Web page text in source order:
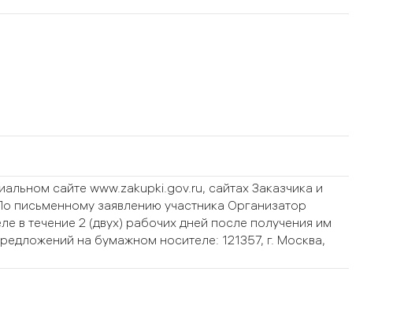
сайте www.zakupki.gov.ru, сайтах Заказчика и
письменному заявлению участника Организатор
в течение 2 (двух) рабочих дней после получения им
на бумажном носителе: 121357, г. Москва,